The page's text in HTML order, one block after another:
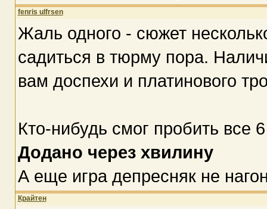
fenris ulfrsen
Жаль одного - сюжет
садиться в тюрму пора.
вам доспехи и платинового
Кто-нибудь смог пробить все
Додано через хвилину
А еще игра депресняк не
Крайтен